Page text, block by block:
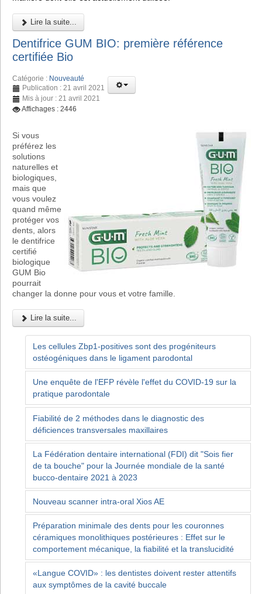
Lire la suite...
Dentifrice GUM BIO: première référence
certifiée Bio
Catégorie : Nouveauté
Publication : 21 avril 2021
Mis à jour : 21 avril 2021
Affichages : 2446
Si vous
préférez les
solutions
naturelles et
biologiques,
mais que
vous voulez
quand même
protéger vos
dents, alors
le dentifrice
certifié
biologique
GUM Bio
pourrait
changer la donne pour vous et votre famille.
Lire la suite...
Les cellules Zbp1-positives sont des progéniteurs
ostéogéniques dans le ligament parodontal
Une enquête de l'EFP révèle l'effet du COVID-19 sur la
pratique parodontale
Fiabilité de 2 méthodes dans le diagnostic des
déficiences transversales maxillaires
La Fédération dentaire international (FDI) dit "Sois fier
de ta bouche" pour la Journée mondiale de la santé
bucco-dentaire 2021 à 2023
Nouveau scanner intra-oral Xios AE
Préparation minimale des dents pour les couronnes
céramiques monolithiques postérieures : Effet sur le
comportement mécanique, la fiabilité et la translucidité
«Langue COVID» : les dentistes doivent rester attentifs
aux symptômes de la cavité buccale